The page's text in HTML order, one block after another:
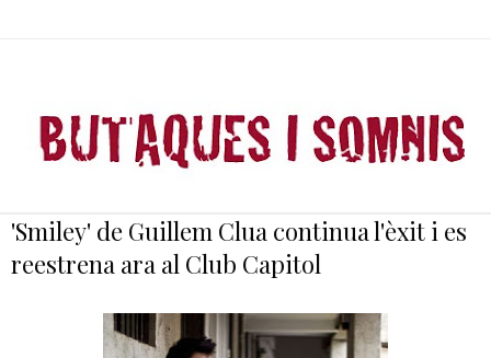
'Smiley' de Guillem Clua continua l'èxit i es
reestrena ara al Club Capitol